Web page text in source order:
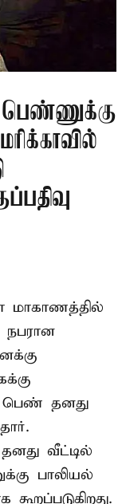
பெண்ணுக்கு
மாகாணத்தில்
நபரான
பெண் தனது
வீட்டில்
பாலியல்